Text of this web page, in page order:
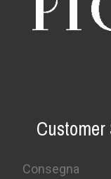
Customer
Consegna